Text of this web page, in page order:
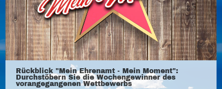
Rückblick "Mein Ehrenamt - Mein Moment":
Durchstöbern Sie die Wochengewinner des
vorangegangenen Wettbewerbs